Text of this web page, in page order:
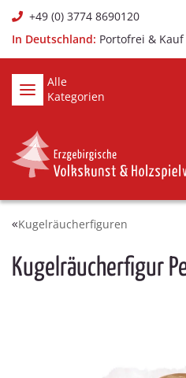
+49 (0) 3774 8690120
In Deutschland: Portofrei &
Alle
Kategorien
Kugelräucherfiguren
Kugelräucherfigur